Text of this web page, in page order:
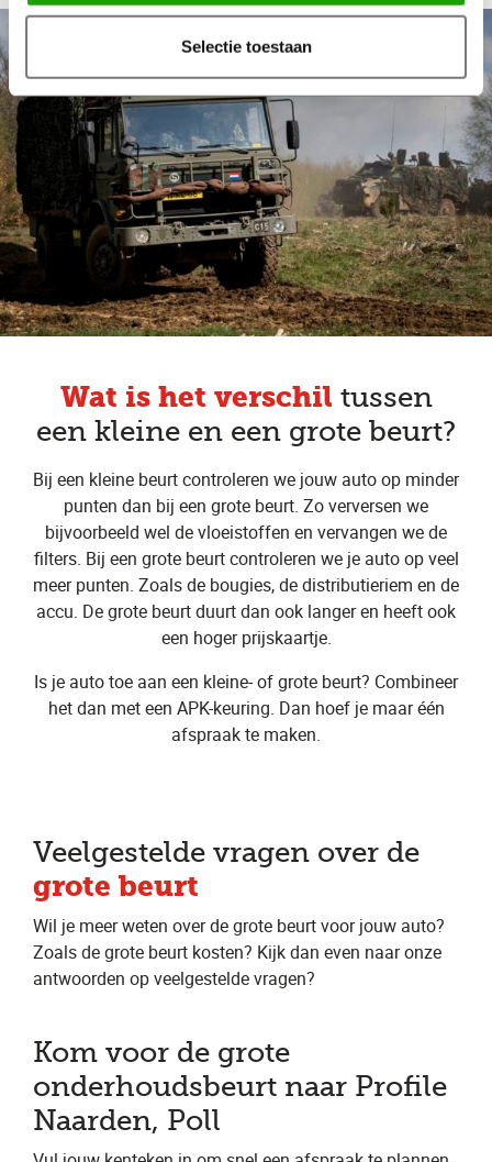
Selectie toestaan
Wat is het verschil tussen
een kleine en een grote beurt?
Bij een kleine beurt controleren we jouw auto op minder
punten dan bij een grote beurt. Zo verversen we
bijvoorbeeld wel de vloeistoffen en vervangen we de
filters. Bij een grote beurt controleren we je auto op veel
meer punten. Zoals de bougies, de distributieriem en de
accu. De grote beurt duurt dan ook langer en heeft ook
een hoger prijskaartje.
Is je auto toe aan een kleine- of grote beurt? Combineer
het dan met een APK-keuring. Dan hoef je maar één
afspraak te maken.
Veelgestelde vragen over de
grote beurt
Wil je meer weten over de grote beurt voor jouw auto?
Zoals de grote beurt kosten? Kijk dan even naar onze
antwoorden op veelgestelde vragen?
Kom voor de grote
onderhoudsbeurt naar Profile
Naarden, Poll